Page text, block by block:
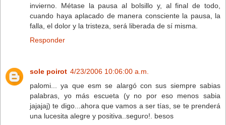
invierno. Métase la pausa al bolsillo y, al final de todo,
cuando haya aplacado de manera consciente la pausa, la
falla, el dolor y la tristeza, será liberada de sí misma.
Responder
sole poirot 4/23/2006 10:06:00 a.m.
palomi... ya que esm se alargó con sus siempre sabias
palabras, yo más escueta (y no por eso menos sabia
jajajaj) te digo...ahora que vamos a ser tías, se te prenderá
una lucesita alegre y positiva..seguro!. besos